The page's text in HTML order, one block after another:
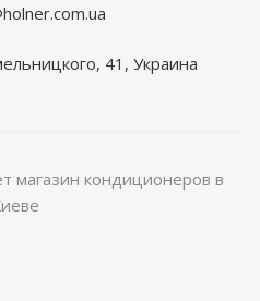
41, Украина
магазин кондиционеров в